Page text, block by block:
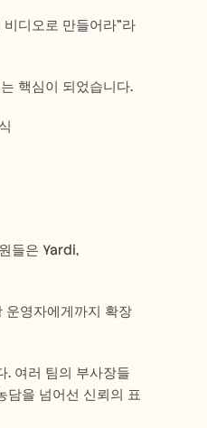
디오로 만들어라"라
핵심이 되었습니다.
들은 Yardi,
운영자에게까지 확장
. 여러 팀의 부사장들
담을 넘어선 신뢰의 표